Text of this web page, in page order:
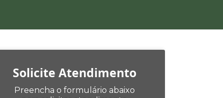
Solicite Atendimento
Preencha o formulário abaixo